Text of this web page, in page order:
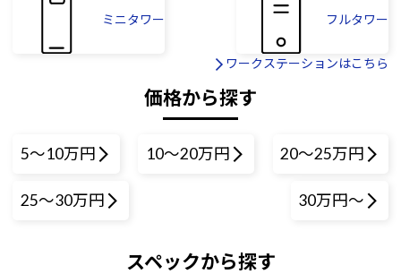
ミニタワー フルタワー
ワークステーションはこちら
価格から探す
5～10万円 10～20万円 20～25万円
25～30万円 30万円～
スペックから探す